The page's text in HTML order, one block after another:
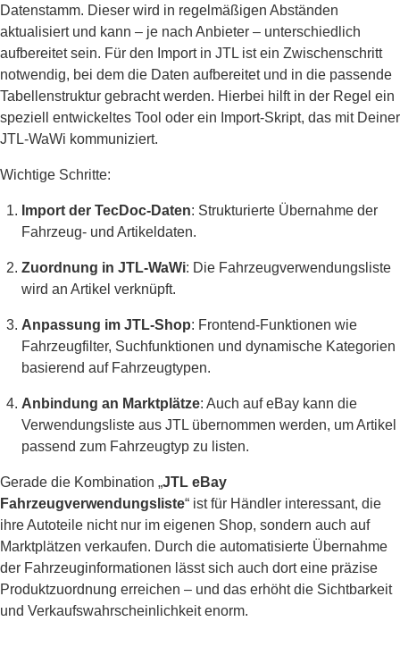
Datenstamm. Dieser wird in regelmäßigen Abständen
aktualisiert und kann – je nach Anbieter – unterschiedlich
aufbereitet sein. Für den Import in JTL ist ein Zwischenschritt
notwendig, bei dem die Daten aufbereitet und in die passende
Tabellenstruktur gebracht werden. Hierbei hilft in der Regel ein
speziell entwickeltes Tool oder ein Import-Skript, das mit Deiner
JTL-WaWi kommuniziert.
Wichtige Schritte:
Import der TecDoc-Daten: Strukturierte Übernahme der
Fahrzeug- und Artikeldaten.
Zuordnung in JTL-WaWi: Die Fahrzeugverwendungsliste
wird an Artikel verknüpft.
Anpassung im JTL-Shop: Frontend-Funktionen wie
Fahrzeugfilter, Suchfunktionen und dynamische Kategorien
basierend auf Fahrzeugtypen.
Anbindung an Marktplätze: Auch auf eBay kann die
Verwendungsliste aus JTL übernommen werden, um Artikel
passend zum Fahrzeugtyp zu listen.
Gerade die Kombination „JTL eBay
Fahrzeugverwendungsliste“ ist für Händler interessant, die
ihre Autoteile nicht nur im eigenen Shop, sondern auch auf
Marktplätzen verkaufen. Durch die automatisierte Übernahme
der Fahrzeuginformationen lässt sich auch dort eine präzise
Produktzuordnung erreichen – und das erhöht die Sichtbarkeit
und Verkaufswahrscheinlichkeit enorm.